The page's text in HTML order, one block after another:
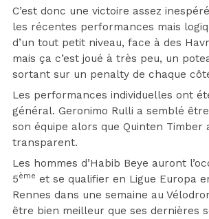
C’est donc une victoire assez
les récentes performances mais
d’un tout petit niveau, face à des
mais ça c’est joué à très peu, un
sortant sur un penalty de chaque
Les performances individuelles ont
général. Geronimo Rulli a semblé
son équipe alors que Quinten Timber
transparent.
Les hommes d’Habib Beye auront
5ème et se qualifier en Ligue Europa
Rennes dans une semaine au
être bien meilleur que ses dernières